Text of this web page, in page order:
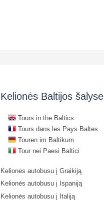
Kelionės Baltijos šalyse
Tours in the Baltics
Tours dans les Pays Baltes
Touren im Baltikum
Tour nei Paesi Baltici
Kelionės autobusu į Graikiją
Kelionės autobusu į Ispaniją
Kelionės autobusu į Italiją